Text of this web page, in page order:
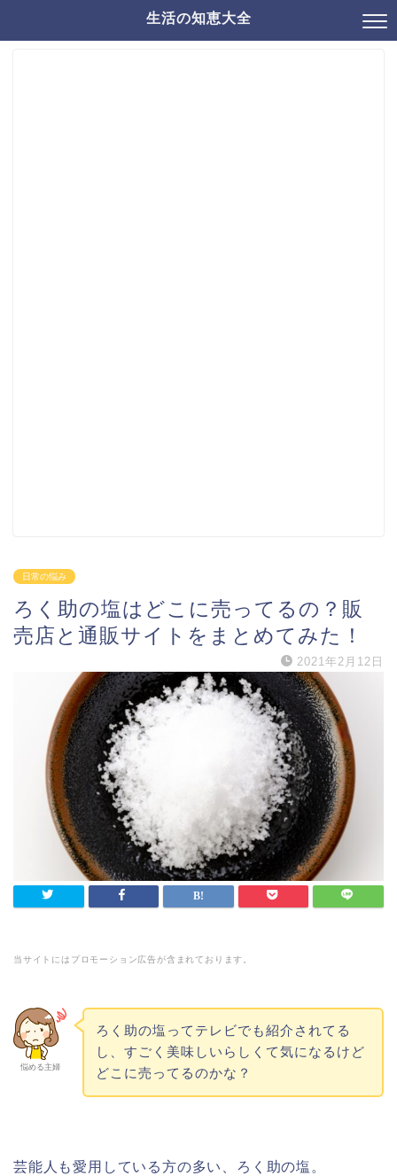
生活の知恵大全
日常の悩み
ろく助の塩はどこに売ってるの？販
売店と通販サイトをまとめてみた！
2021年2月12日
当サイトにはプロモーション広告が含まれております。
悩める主婦
ろく助の塩ってテレビでも紹介されてる
し、すごく美味しいらしくて気になるけど
どこに売ってるのかな？
芸能人も愛用している方の多い、ろく助の塩。